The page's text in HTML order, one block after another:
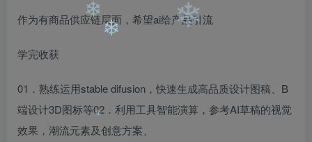
作为有商品供应链层面，希望ai给产品引流
学完收获
01．熟练运用stable difusion，快速生成高品质设计图稿、B
端设计3D图标等02．利用工具智能演算，参考AI草稿的视觉
效果，潮流元素及创意方案、
❄